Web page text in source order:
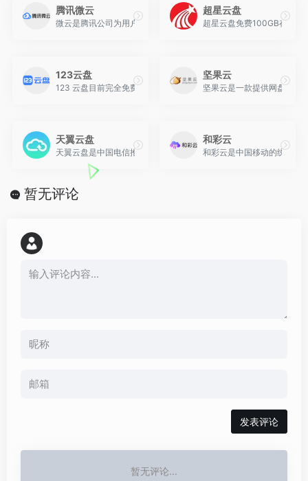
腾讯微云
微云是腾讯公司为用户精心打造的一项智能云服务, 您可以通过微云
超星云盘
超星云盘免费100GB存储空
123云盘
123 云盘目前完全免费、注册后可以获得 2T 的空间容量、服务器
坚果云
坚果云是一款提供网盘|云
天翼云盘
天翼云盘是中国电信推出的云存储服务，为用户提供跨平台的文件
和彩云
和彩云是中国移动的统一云
暂无评论
发表评论
暂无评论...